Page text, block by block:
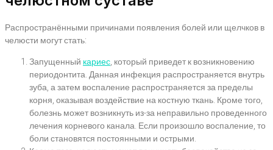
Распространёнными причинами появления болей или щелчков в
челюсти могут стать:
Запущенный кариес, который приведет к возникновению
периодонтита. Данная инфекция распространяется внутрь
зуба, а затем воспаление распространяется за пределы
корня, оказывая воздействие на костную ткань. Кроме того,
болезнь может возникнуть из-за неправильно проведенного
лечения корневого канала. Если произошло воспаление, то
боли становятся постоянными и острыми.